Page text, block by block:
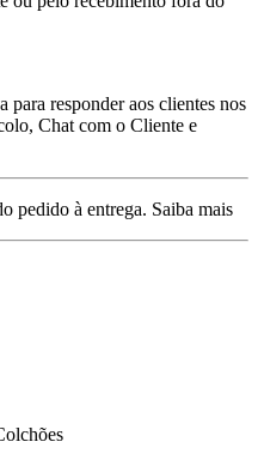
para responder aos clientes nos
Chat com o Cliente e
pedido à entrega. Saiba mais